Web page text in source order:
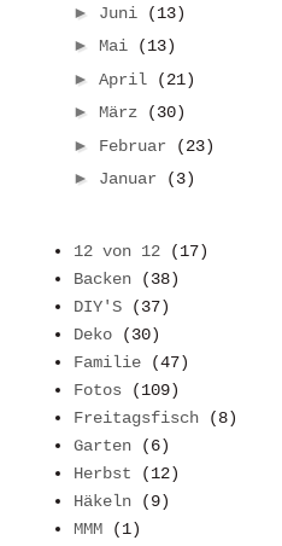
► Juni
(13)
► Mai
(13)
► April
(21)
► März
(30)
► Februar
(23)
► Januar (3)
12 von 12
(17)
Backen
(38)
DIY'S
(37)
Deko
(30)
Familie
(47)
Fotos
(109)
Freitagsfisch
(8)
Garten
(6)
Herbst
(12)
Häkeln
(9)
MMM
(1)